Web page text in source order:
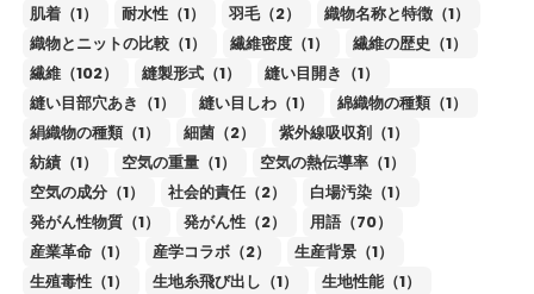
肌着（1）
耐水性（1） 羽毛（2）
織物名称と特徴（1）
織物とニットの比較（1）
繊維密度（1）
繊維の歴史（1）
繊維（102）
縫製形式（1）
縫い目開き（1）
縫い目部穴あき（1）
縫い目しわ（1）
綿織物の種類（1）
絹織物の種類（1）
細菌（2）
紫外線吸収剤（1）
紡績（1）
空気の重量（1）
空気の熱伝導率（1）
空気の成分（1）
社会的責任（2）
白場汚染（1）
発がん性物質（1）
発がん性（2）
用語（70）
産業革命（1）
産学コラボ（2）
生産背景（1）
生殖毒性（1）
生地糸飛び出し（1）
生地性能（1）